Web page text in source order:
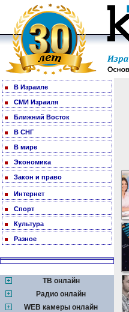
В Израиле
СМИ Израиля
Ближний Восток
В СНГ
В мире
Экономика
Закон и право
Интернет
Спорт
Культура
Разное
ТВ онлайн
Радио онлайн
WEB камеры онлайн